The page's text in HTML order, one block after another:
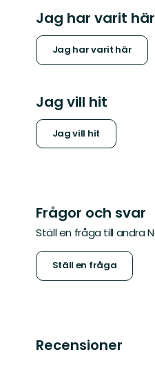
Jag har varit här
Jag har varit här
Jag vill hit
Jag vill hit
Frågor och svar
Ställ en fråga till andra
Ställ en fråga
Recensioner